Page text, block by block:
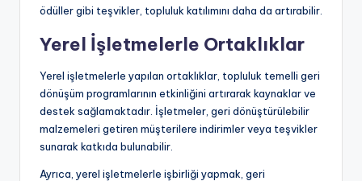
ödüller gibi teşvikler, topluluk katılımını daha da artırabilir.
Yerel İşletmelerle Ortaklıklar
Yerel işletmelerle yapılan ortaklıklar, topluluk temelli geri
dönüşüm programlarının etkinliğini artırarak kaynaklar ve
destek sağlamaktadır. İşletmeler, geri dönüştürülebilir
malzemeleri getiren müşterilere indirimler veya teşvikler
sunarak katkıda bulunabilir.
Ayrıca, yerel işletmelerle işbirliği yapmak, geri